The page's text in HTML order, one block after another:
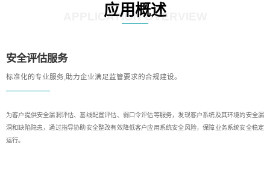
应用概述
APPLICATION OVERVIEW
安全评估服务
标准化的专业服务,助力企业满足监管要求的合规建设。
为客户提供安全漏洞评估、基线配置评估、弱口令评估等服务，发现客户系统及其环境的安全漏
洞和缺陷隐患，通过指导协助安全整改有效降低客户应用系统安全风险，保障业务系统安全稳定
运行。